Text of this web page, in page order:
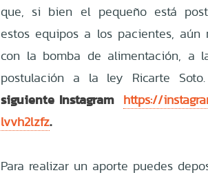
que, si bien el pequeño está
estos equipos a los pacientes, aún
con la bomba de alimentación, a
postulación a la ley Ricarte
siguiente Instagram https://
lvvh2lzfz.
Para realizar un aporte puedes